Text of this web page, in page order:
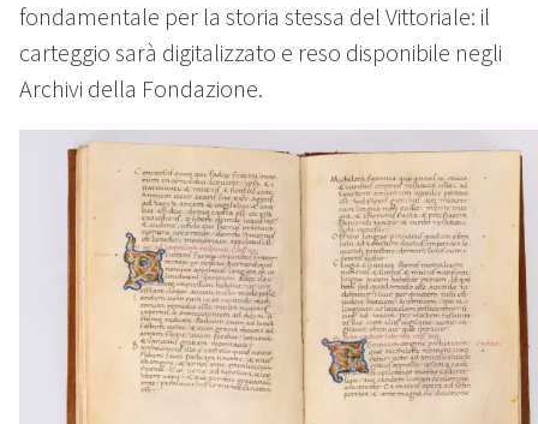
fondamentale per la storia stessa del Vittoriale: il
carteggio sarà digitalizzato e reso disponibile negli
Archivi della Fondazione.